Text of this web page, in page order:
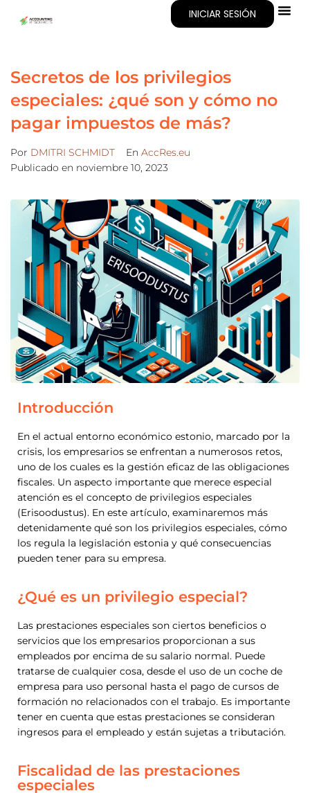
INICIAR SESIÓN
Secretos de los privilegios
especiales: ¿qué son y cómo no
pagar impuestos de más?
Por DMITRI SCHMIDT En AccRes.eu
Publicado en noviembre 10, 2023
Introducción
En el actual entorno económico estonio, marcado por la
crisis, los empresarios se enfrentan a numerosos retos,
uno de los cuales es la gestión eficaz de las obligaciones
fiscales. Un aspecto importante que merece especial
atención es el concepto de privilegios especiales
(Erisoodustus). En este artículo, examinaremos más
detenidamente qué son los privilegios especiales, cómo
los regula la legislación estonia y qué consecuencias
pueden tener para su empresa.
¿Qué es un privilegio especial?
Las prestaciones especiales son ciertos beneficios o
servicios que los empresarios proporcionan a sus
empleados por encima de su salario normal. Puede
tratarse de cualquier cosa, desde el uso de un coche de
empresa para uso personal hasta el pago de cursos de
formación no relacionados con el trabajo. Es importante
tener en cuenta que estas prestaciones se consideran
ingresos para el empleado y están sujetas a tributación.
Fiscalidad de las prestaciones
especiales